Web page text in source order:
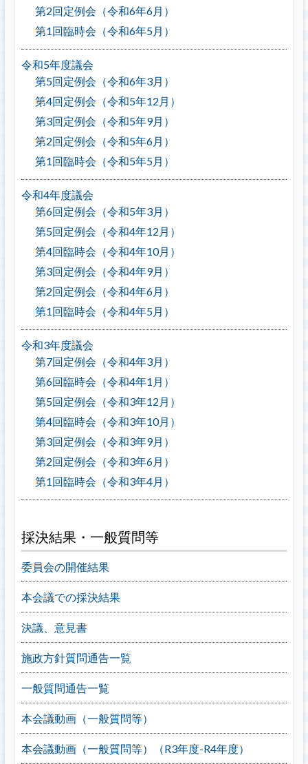
第2回定例会（令和6年6月）
第1回臨時会（令和6年5月）
令和5年度議会
第5回定例会（令和6年3月）
第4回定例会（令和5年12月）
第3回定例会（令和5年9月）
第2回定例会（令和5年6月）
第1回臨時会（令和5年5月）
令和4年度議会
第6回定例会（令和5年3月）
第5回定例会（令和4年12月）
第4回臨時会（令和4年10月）
第3回定例会（令和4年9月）
第2回定例会（令和4年6月）
第1回臨時会（令和4年5月）
令和3年度議会
第7回定例会（令和4年3月）
第6回臨時会（令和4年1月）
第5回定例会（令和3年12月）
第4回臨時会（令和3年10月）
第3回定例会（令和3年9月）
第2回定例会（令和3年6月）
第1回臨時会（令和3年4月）
採決結果・一般質問等
委員会の開催結果
本会議での採決結果
決議、意見書
施政方針質問通告一覧
一般質問通告一覧
本会議動画（一般質問等）
本会議動画（一般質問等）（R3年度-R4年度）